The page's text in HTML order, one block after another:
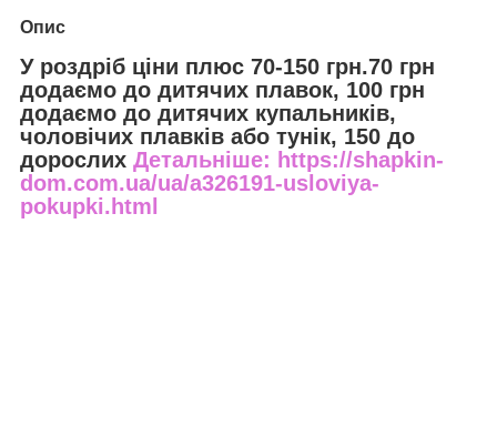
Опис
У роздріб ціни плюс 70-150 грн.70 грн
додаємо до дитячих плавок, 100 грн
додаємо до дитячих купальників,
чоловічих плавків або тунік, 150 до
дорослих Детальніше: https://shapkin-
dom.com.ua/ua/a326191-usloviya-
pokupki.html